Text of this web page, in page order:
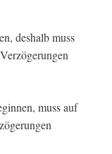
deshalb muss
muss auf